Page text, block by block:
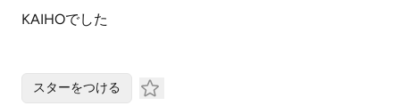
KAIHOでした
スターをつける